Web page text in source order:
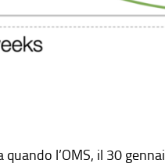
quando l’OMS, il 30